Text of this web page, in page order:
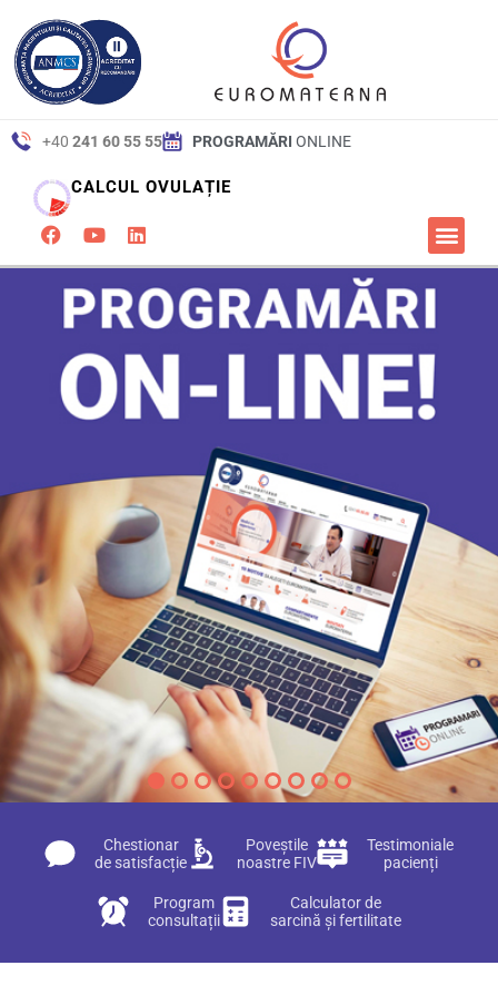
+40 241 60 55 55 PROGRAMĂRI ONLINE
CALCUL OVULAȚIE
Chestionar
de satisfacție
Poveștile
noastre FIV
Testimoniale
pacienți
Program
consultații
Calculator de
sarcină și fertilitate